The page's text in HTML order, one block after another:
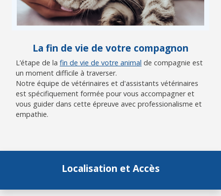
La fin de vie de votre compagnon
L’étape de la fin de vie de votre animal de compagnie est
un moment difficile à traverser.
Notre équipe de vétérinaires et d'assistants vétérinaires
est spécifiquement formée pour vous accompagner et
vous guider dans cette épreuve avec professionalisme et
empathie.
Localisation et Accès